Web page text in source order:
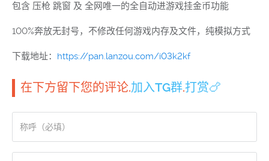
包含 压枪 跳窗 及 全网唯一的全自动进游戏挂金币功能
100%奔放无封号，不修改任何游戏内存及文件，纯模拟方式
下载地址： https://pan.lanzou.com/i03k2kf
在下方留下您的评论.加入TG群.打赏🍗